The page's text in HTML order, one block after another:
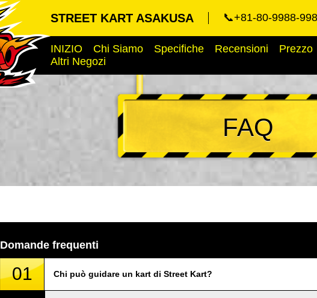
STREET KART ASAKUSA 📞+81-80-9988-
INIZIO Chi Siamo Specifiche Recensioni Prezzo
Altri Negozi
FAQ
Domande frequenti
01 Chi può guidare un kart di Street Kart?